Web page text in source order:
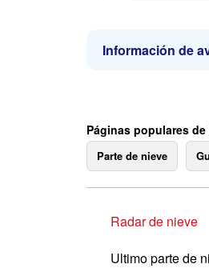
Información de
Páginas populares
Parte de nieve
Radar de nieve
Ultimo parte de